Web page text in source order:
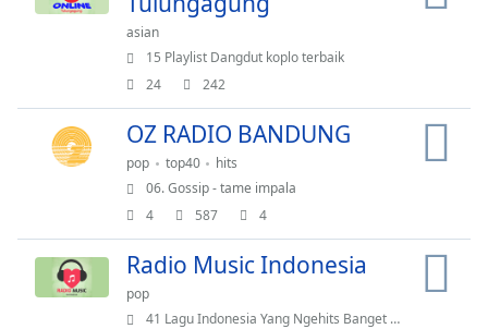
asian
15 Playlist Dangdut koplo terbaik
24
242
OZ RADIO BANDUNG
pop top40
hits
06. Gossip - tame impala
4
587 4
Radio Music Indonesia
pop
41 Lagu Indonesia Yang Ngehits Banget Tahun 2000an - Lagu Indonesia Terbaik Tahun 2000an